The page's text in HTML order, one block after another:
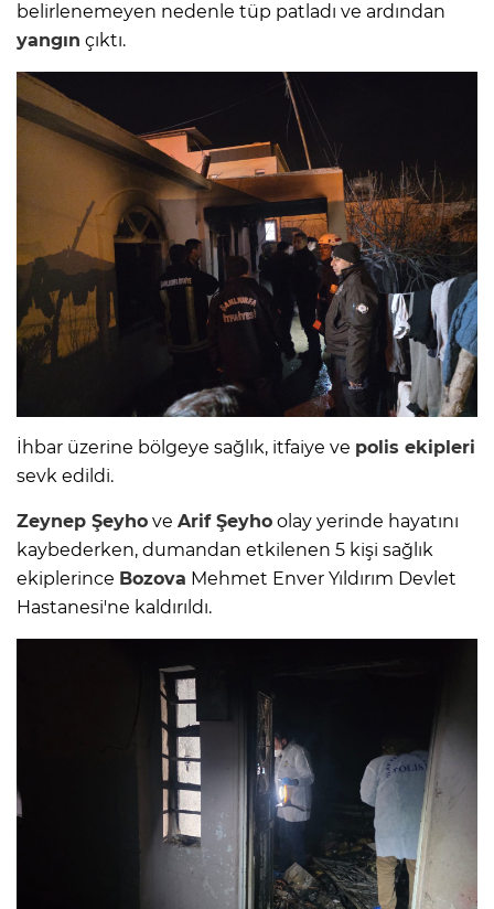
belirlenemeyen nedenle tüp patladı ve ardından
yangın çıktı.
İhbar üzerine bölgeye sağlık, itfaiye ve polis ekipleri
sevk edildi.
Zeynep Şeyho ve Arif Şeyho olay yerinde hayatını
kaybederken, dumandan etkilenen 5 kişi sağlık
ekiplerince Bozova Mehmet Enver Yıldırım Devlet
Hastanesi'ne kaldırıldı.